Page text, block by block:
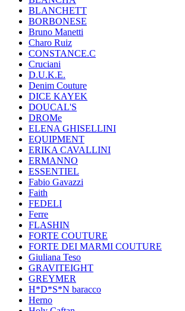
BLANCHETT
BORBONESE
Bruno Manetti
Charo Ruiz
CONSTANCE.C
Cruciani
D.U.K.E.
Denim Couture
DICE KAYEK
DOUCAL'S
DROMe
ELENA GHISELLINI
EQUIPMENT
ERIKA CAVALLINI
ERMANNO
ESSENTIEL
Fabio Gavazzi
Faith
FEDELI
Ferre
FLASHIN
FORTE COUTURE
FORTE DEI MARMI COUTURE
Giuliana Teso
GRAVITEIGHT
GREYMER
H*D*S*N baracco
Herno